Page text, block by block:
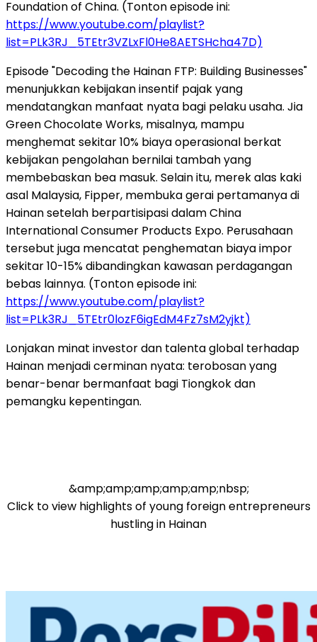
Foundation of China. (Tonton episode ini:
https://www.youtube.com/playlist?
list=PLk3RJ_5TEtr3VZLxFl0He8AETSHcha47D)
Episode "Decoding the Hainan FTP: Building Businesses"
menunjukkan kebijakan insentif pajak yang
mendatangkan manfaat nyata bagi pelaku usaha. Jia
Green Chocolate Works, misalnya, mampu
menghemat sekitar 10% biaya operasional berkat
kebijakan pengolahan bernilai tambah yang
membebaskan bea masuk. Selain itu, merek alas kaki
asal Malaysia, Fipper, membuka gerai pertamanya di
Hainan setelah berpartisipasi dalam China
International Consumer Products Expo. Perusahaan
tersebut juga mencatat penghematan biaya impor
sekitar 10-15% dibandingkan kawasan perdagangan
bebas lainnya. (Tonton episode ini:
https://www.youtube.com/playlist?
list=PLk3RJ_5TEtr0lozF6igEdM4Fz7sM2yjkt)
Lonjakan minat investor dan talenta global terhadap
Hainan menjadi cerminan nyata: terobosan yang
benar-benar bermanfaat bagi Tiongkok dan
pemangku kepentingan.
&amp;amp;amp;amp;amp;nbsp;
Click to view highlights of young foreign entrepreneurs
hustling in Hainan